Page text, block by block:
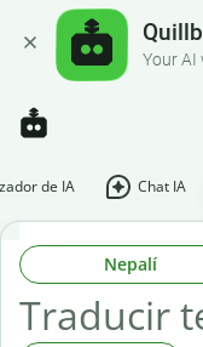
Your
de IA Chat IA
Nepalí